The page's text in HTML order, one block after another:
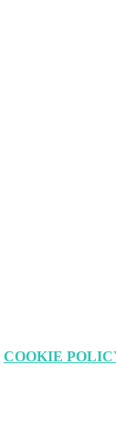
COOKIE